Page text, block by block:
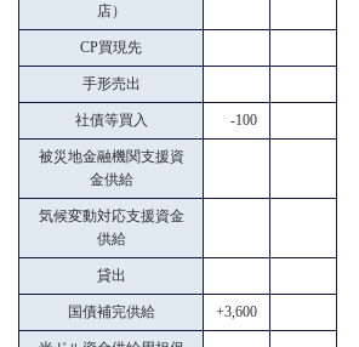
店）
CP買現先
手形売出
社債等買入 -100
被災地金融機関支援資
金供給
気候変動対応支援資金
供給
貸出
国債補完供給 +3,600